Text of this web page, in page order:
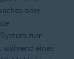
oder
zum
während eines